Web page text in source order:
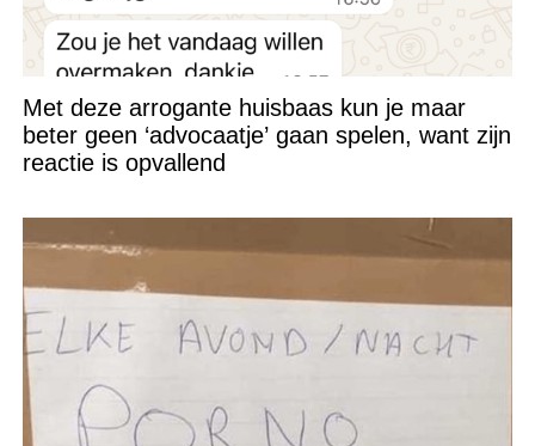
Met deze arrogante huisbaas kun je maar
beter geen ‘advocaatje’ gaan spelen, want zijn
reactie is opvallend